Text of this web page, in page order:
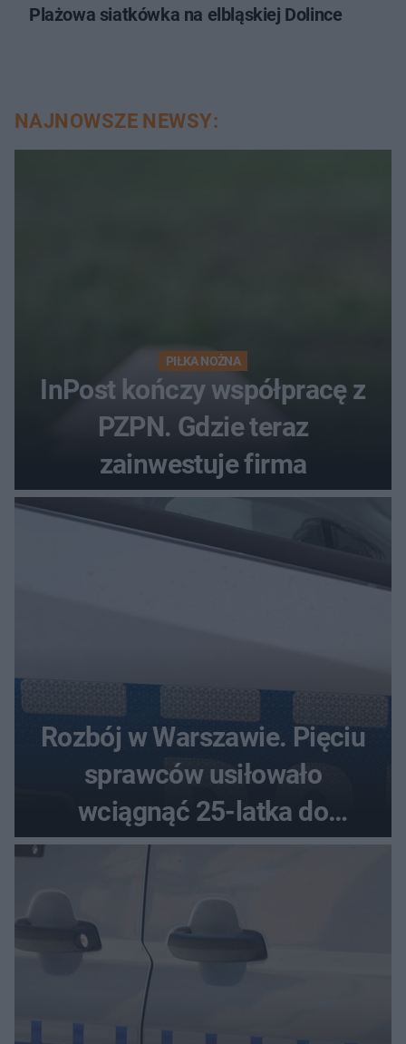
Plażowa siatkówka na elbląskiej Dolince
NAJNOWSZE NEWSY:
PIŁKA NOŻNA
InPost kończy współpracę z
PZPN. Gdzie teraz
zainwestuje firma
Rozbój w Warszawie. Pięciu
sprawców usiłowało
wciągnąć 25-latka do
samochodu